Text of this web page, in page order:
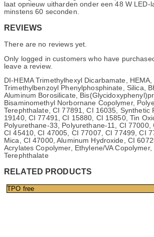
laat opnieuw uitharden onder een 48 W LED-
minstens 60 seconden.
REVIEWS
There are no reviews yet.
Only logged in customers who have
leave a review.
DI-HEMA Trimethylhexyl Dicarbamate, HEMA,
Trimethylbenzoyl Phenylphosphinate, Silica,
Aluminum Borosilicate,
Bisaminomethyl Norbornane Copolymer,
Terephthalate, CI 77891, CI 16035, Synthetic
19140, CI 77491, CI 15880, CI 15850, Tin
Polyurethane-33, Polyurethane-11, CI 77000,
CI 45410, CI 47005, CI 77007, CI 77499, CI
Mica, CI 47000, Aluminum Hydroxide, CI
Acrylates Copolymer, Ethylene/VA Copolymer,
Terephthalate
RELATED PRODUCTS
TPO free